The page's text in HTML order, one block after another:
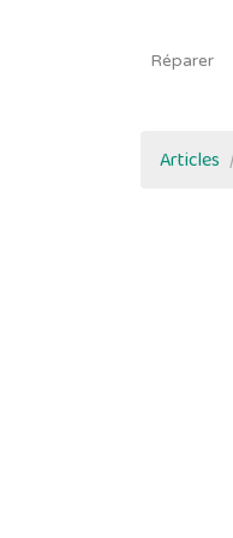
Réparer
Articles